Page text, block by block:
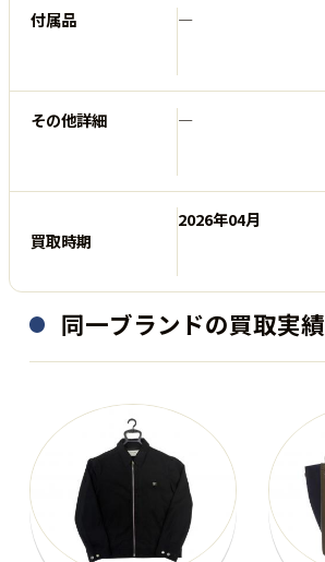
付属品 ―
その他詳細 ―
買取時期
2026年04月
同一ブランドの買取実績